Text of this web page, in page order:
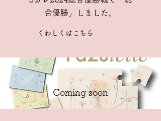
合優勝」しました。
くわしくはこちら
Coming soon​